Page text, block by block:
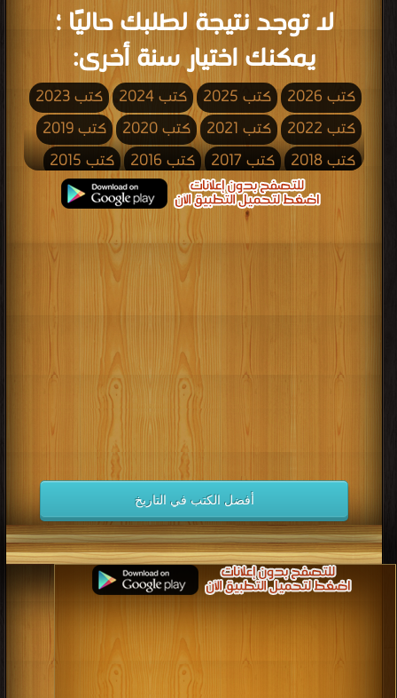
لا توجد نتيجة لطلبك حاليًا ؛
يمكنك اختيار سنة أخرى:
كتب 2026 كتب 2025 كتب 2024
كتب 2023
كتب 2022
كتب 2021 كتب 2020
كتب 2019
كتب 2018
كتب 2017 كتب 2016
كتب 2015
كتب 2013 كتب 2012
كتب 2011
كتب 2009 كتب 2008
كتب 2006
كتب 2005 كتب 2004
كتب 2003
كتب 2000
كتب 1992
كتب 1991
كتب 1990
كتب 1989 كتب 1988
كتب 1987
كتب 1984
كتب 1983
كتب 1980
كتب 1979
كتب 1978
كتب 1977 كتب 1976
كتب 1975
كتب 1974
كتب 1973 كتب 1972
كتب 1971
كتب 1970
كتب 1969 كتب 1968
كتب 1967
كتب 1966
كتب 1965 كتب 1964
كتب 1963
كتب 1962
كتب 1961 كتب 1960
كتب 1959
كتب 1957
كتب 1952
كتب 1951
أفضل الكتب في التاريخ